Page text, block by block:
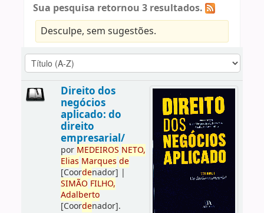
Sua pesquisa retornou 3 resultados.
Desculpe, sem sugestões.
Direito dos
negócios
aplicado: do
direito
empresarial/
por MEDEIROS NETO,
Elias Marques de
[Coordenador] |
SIMÃO FILHO,
Adalberto
[Coordenador].